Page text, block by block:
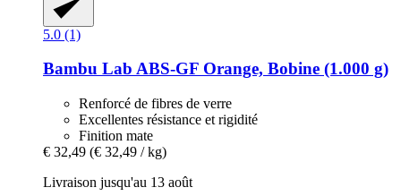
5.0 (1)
Bambu Lab ABS-​GF Orange, Bobine (1.000 g)
Renforcé de fibres de verre
Excellentes résistance et rigidité
Finition mate
€ 32,49 (€ 32,49 / kg)
Livraison jusqu'au 13 août